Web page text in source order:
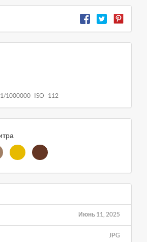
1000000 ISO 112
Июнь 11, 2025
JPG